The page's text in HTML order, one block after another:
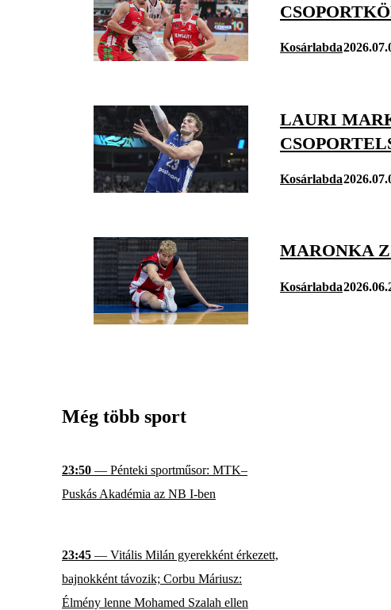
Kosárlabda
LAURI
Kosárlabda
MARONKA
Kosárlabda
Még több sport
23:50 — Pénteki sportműsor: MTK–
Puskás Akadémia az NB I-ben
23:45 — Vitális Milán gyerekként érkezett,
bajnokként távozik; Corbu Máriusz:
Élmény lenne Mohamed Szalah ellen